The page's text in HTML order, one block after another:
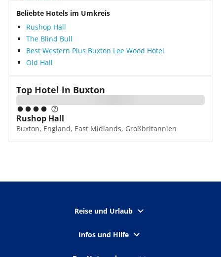
Beliebte Hotels im Umkreis
Rushop Hall
The Blind Bull
Best Western Plus Buxton Lee Wood Hotel
Old Hall
Top Hotel in Buxton
Rushop Hall
Buxton, England, East Midlands, Großbritannien
Reise und Urlaub
Infos und Hilfe